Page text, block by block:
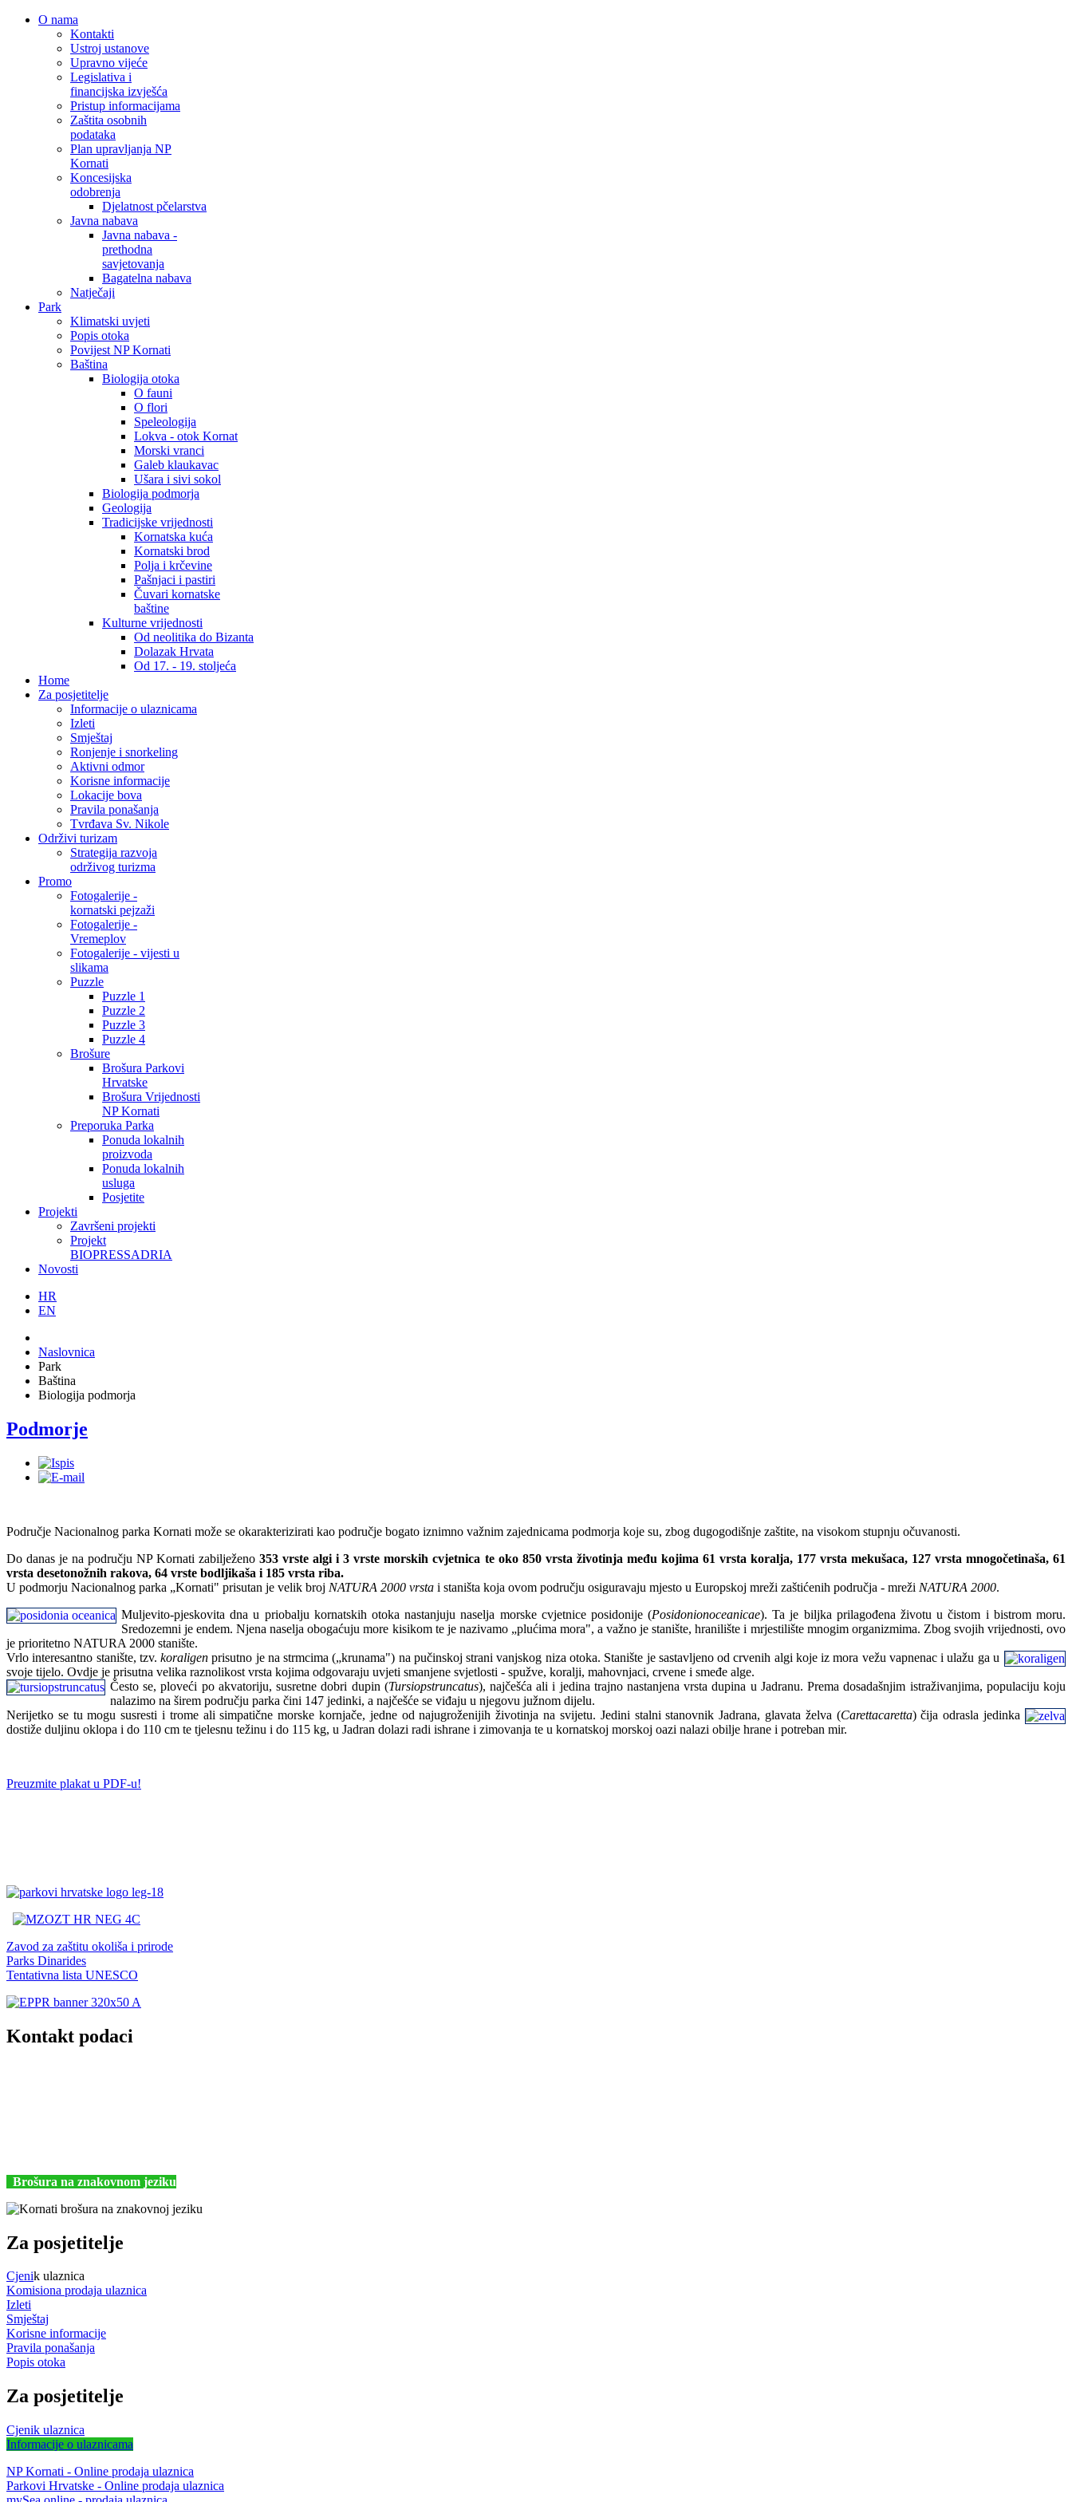
O nama
Kontakti
Ustroj ustanove
Upravno vijeće
Legislativa i
financijska izvješća
Pristup informacijama
Zaštita osobnih
podataka
Plan upravljanja NP
Kornati
Koncesijska
odobrenja
Djelatnost pčelarstva
Javna nabava
Javna nabava -
prethodna
savjetovanja
Bagatelna nabava
Natječaji
Park
Klimatski uvjeti
Popis otoka
Povijest NP Kornati
Baština
Biologija otoka
O fauni
O flori
Speleologija
Lokva - otok Kornat
Morski vranci
Galeb klaukavac
Ušara i sivi sokol
Biologija podmorja
Geologija
Tradicijske vrijednosti
Kornatska kuća
Kornatski brod
Polja i krčevine
Pašnjaci i pastiri
Čuvari kornatske
baštine
Kulturne vrijednosti
Od neolitika do Bizanta
Dolazak Hrvata
Od 17. - 19. stoljeća
Home
Za posjetitelje
Informacije o ulaznicama
Izleti
Smještaj
Ronjenje i snorkeling
Aktivni odmor
Korisne informacije
Lokacije bova
Pravila ponašanja
Tvrđava Sv. Nikole
Održivi turizam
Strategija razvoja
održivog turizma
Promo
Fotogalerije -
kornatski pejzaži
Fotogalerije -
Vremeplov
Fotogalerije - vijesti u
slikama
Puzzle
Puzzle 1
Puzzle 2
Puzzle 3
Puzzle 4
Brošure
Brošura Parkovi
Hrvatske
Brošura Vrijednosti
NP Kornati
Preporuka Parka
Ponuda lokalnih
proizvoda
Ponuda lokalnih
usluga
Posjetite
Projekti
Završeni projekti
Projekt
BIOPRESSADRIA
Novosti
HR
EN
Naslovnica
Park
Baština
Biologija podmorja
Podmorje
Područje Nacionalnog parka Kornati može se okarakterizirati kao područje bogato iznimno važnim zajednicama podmorja koje su, zbog dugogodišnje zaštite, na visokom stupnju očuvanosti.
Do danas je na području NP Kornati zabilježeno353 vrste algi i 3 vrste morskih cvjetnica te oko 850 vrsta životinja među kojima 61 vrsta koralja, 177 vrsta mekušaca, 127 vrsta mnogočetinaša, 61
vrsta desetonožnih rakova, 64 vrste bodljikaša i 185 vrsta riba.
U podmorju Nacionalnog parka „Kornati" prisutan je velik broj NATURA 2000 vrsta i staništa koja ovom području osiguravaju mjesto u Europskoj mreži zaštićenih područja - mreži NATURA 2000.
Muljevito-pjeskovita dna u priobalju kornatskih otoka nastanjuju naselja morske cvjetnice posidonije (Posidonionoceanicae). Ta je biljka prilagođena životu u čistom i bistrom moru.
Sredozemni je endem. Njena naselja obogaćuju more kisikom te je nazivamo „plućima mora", a važno je stanište, hranilište i mrjestilište mnogim organizmima. Zbog svojih vrijednosti, ovo
je prioritetno NATURA 2000 stanište.
Vrlo interesantno stanište, tzv.koraligen prisutno je na strmcima („krunama") na pučinskoj strani vanjskog niza otoka. Stanište je sastavljeno od crvenih algi koje iz mora vežu vapnenac i ulažu ga u
svoje tijelo. Ovdje je prisutna velika raznolikost vrsta kojima odgovaraju uvjeti smanjene svjetlosti - spužve, koralji, mahovnjaci, crvene i smeđe alge.
Često se, ploveći po akvatoriju, susretne dobri dupin (Tursiopstruncatus), najčešća ali i jedina trajno nastanjena vrsta dupina u Jadranu. Prema dosadašnjim istraživanjima, populaciju koju
nalazimo na širem području parka čini 147 jedinki, a najčešće se viđaju u njegovu južnom dijelu.
Nerijetko se tu mogu susresti i trome ali simpatične morske kornjače, jedne od najugroženijih životinja na svijetu. Jedini stalni stanovnik Jadrana, glavata želva (Carettacaretta) čija odrasla jedinka
dostiže duljinu oklopa i do 110 cm te tjelesnu težinu i do 115 kg, u Jadran dolazi radi ishrane i zimovanja te u kornatskoj morskoj oazi nalazi obilje hrane i potreban mir.
Preuzmite plakat u PDF-u!
Zavod za zaštitu okoliša i prirode
Parks Dinarides
Tentativna lista UNESCO
Kontakt podaci
Brošura na znakovnom jeziku
Za posjetitelje
Cjenik ulaznica
Komisiona prodaja ulaznica
Izleti
Smještaj
Korisne informacije
Pravila ponašanja
Popis otoka
Za posjetitelje
Cjenik ulaznica
Informacije o ulaznicama
NP Kornati - Online prodaja ulaznica
Parkovi Hrvatske - Online prodaja ulaznica